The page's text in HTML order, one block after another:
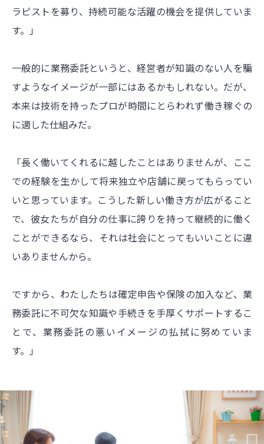
ラピストを募り、持続可能な活躍の機会を提供していま
す。」
一般的に業務委託というと、経営者が知識のない人を騙
すようなイメージが一部にはあるかもしれない。だが、
本来は技術を持ったプロが時間にとらわれず働き稼ぐの
に適した仕組みだ。
「長く働いてくれるに越したことはありませんが、ここ
での経験を生かして将来独立や店舗に戻ってもらってい
いと思っています。こうした新しい働き方が広がること
で、彼女たちが自分の仕事に誇りを持って継続的に働く
ことができるなら、それは社会にとってもいいことに違
いありませんから。
ですから、わたしたちは確定申告や保険の加入など、業
務委託に不可欠な知識や手続きを手厚くサポートするこ
とで、業務委託の悪いイメージの払拭に努めていま
す。」